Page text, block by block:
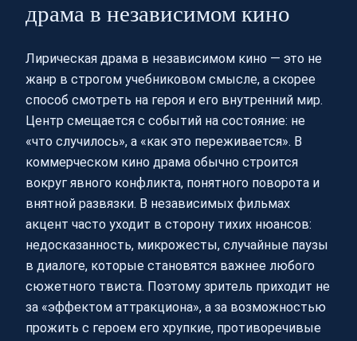
драма в независимом кино
Лирическая драма в независимом кино — это не
жанр в строгом учебниковом смысле, а скорее
способ смотреть на героя и его внутренний мир.
Центр смещается с событий на состояние: не
«что случилось», а «как это переживается». В
коммерческом кино драма обычно строится
вокруг явного конфликта, понятного поворота и
внятной развязки. В независимых фильмах
акцент часто уходит в сторону тихих нюансов:
недосказанность, микрожесты, случайные паузы
в диалоге, которые становятся важнее любого
сюжетного твиста. Поэтому зритель приходит не
за «эффектом аттракциона», а за возможностью
прожить с героем его хрупкие, противоречивые